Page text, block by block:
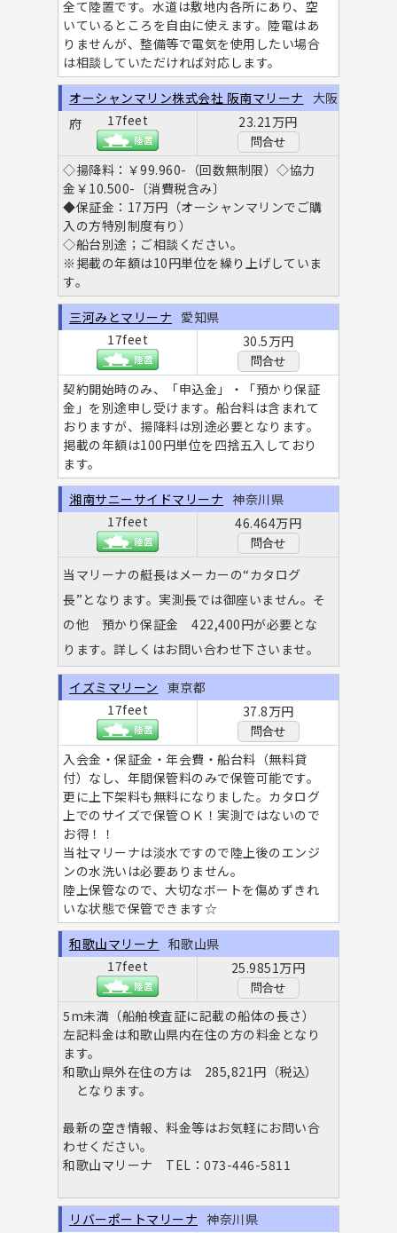
全て陸置です。水道は敷地内各所にあり、空
いているところを自由に使えます。陸電はあ
りませんが、整備等で電気を使用したい場合
は相談していただければ対応します。
17feet 23.21万円
問合せ
◇揚降料：￥99.960-（回数無制限）◇協力
金￥10.500-〔消費税含み〕
◆保証金：17万円（オーシャンマリンでご購
入の方特別制度有り）
◇船台別途；ご相談ください。
※掲載の年額は10円単位を繰り上げしていま
す。
オーシャンマリン株式会社 阪南マリーナ 大阪
府
17feet 30.5万円
問合せ
契約開始時のみ、「申込金」・「預かり保証
金」を別途申し受けます。船台料は含まれて
おりますが、揚降料は別途必要となります。
掲載の年額は100円単位を四捨五入しており
ます。
三河みとマリーナ 愛知県
17feet 46.464万円
問合せ
当マリーナの艇長はメーカーの“カタログ
長”となります。実測長では御座いません。そ
の他 預かり保証金 422,400円が必要とな
ります。詳しくはお問い合わせ下さいませ。
湘南サニーサイドマリーナ 神奈川県
17feet 37.8万円
問合せ
入会金・保証金・年会費・船台料（無料貸
付）なし、年間保管料のみで保管可能です。
更に上下架料も無料になりました。カタログ
上でのサイズで保管ＯＫ！実測ではないので
お得！！
当社マリーナは淡水ですので陸上後のエンジ
ンの水洗いは必要ありません。
陸上保管なので、大切なボートを傷めずきれ
いな状態で保管できます☆
イズミマリーン 東京都
17feet 25.9851万円
問合せ
5m未満（船舶検査証に記載の船体の長さ）
左記料金は和歌山県内在住の方の料金となり
ます。
和歌山県外在住の方は 285,821円（税込）
となります。
最新の空き情報、料金等はお気軽にお問い合
わせください。
和歌山マリーナ TEL：073-446-5811
和歌山マリーナ 和歌山県
リバーポートマリーナ 神奈川県